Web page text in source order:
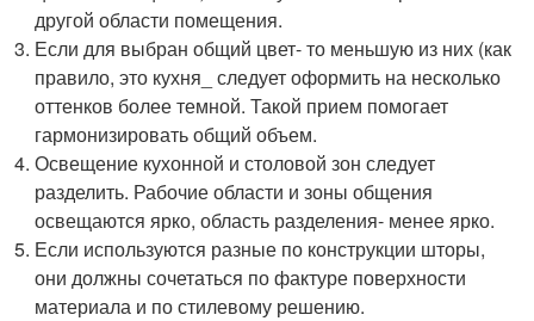
другой области помещения.
Если для выбран общий цвет- то меньшую из них (как
правило, это кухня_ следует оформить на несколько
оттенков более темной. Такой прием помогает
гармонизировать общий объем.
Освещение кухонной и столовой зон следует
разделить. Рабочие области и зоны общения
освещаются ярко, область разделения- менее ярко.
Если используются разные по конструкции шторы,
они должны сочетаться по фактуре поверхности
материала и по стилевому решению.